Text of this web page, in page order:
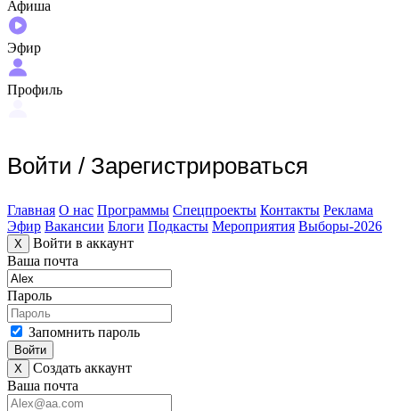
Афиша
Эфир
Профиль
Войти / Зарегистрироваться
Главная О нас Программы Спецпроекты Контакты Реклама
Эфир Вакансии Блоги Подкасты Мероприятия Выборы-2026
X
Войти в аккаунт
Ваша почта
Пароль
Запомнить пароль
Войти
X
Создать аккаунт
Ваша почта